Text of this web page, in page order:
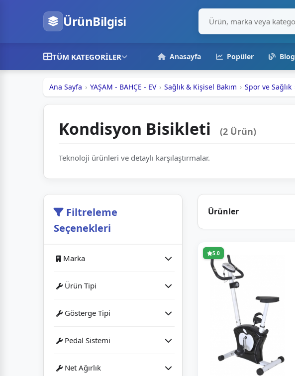
ÜrünBilgisi
TÜM KATEGORILER Anasayfa Popüler Blog
Ana Sayfa YAŞAM - BAHÇE - EV Sağlık & Kişisel Bakım Spor ve Sağlık
Kondisyon Bisikleti (2 Ürün)
Teknoloji ürünleri ve detaylı karşılaştırmalar.
Filtreleme
Seçenekleri
Marka
İnter Spor
Ürün Tipi
Gösterge Tipi
Pedal Sistemi
Net Ağırlık
Ürünler
5.0